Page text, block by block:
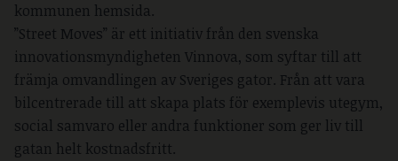
kommunen hemsida.
”Street Moves” är ett initiativ från den svenska
innovationsmyndigheten Vinnova, som syftar till att
främja omvandlingen av Sveriges gator. Från att vara
bilcentrerade till att skapa plats för exemplevis utegym,
social samvaro eller andra funktioner som ger liv till
gatan helt kostnadsfritt.